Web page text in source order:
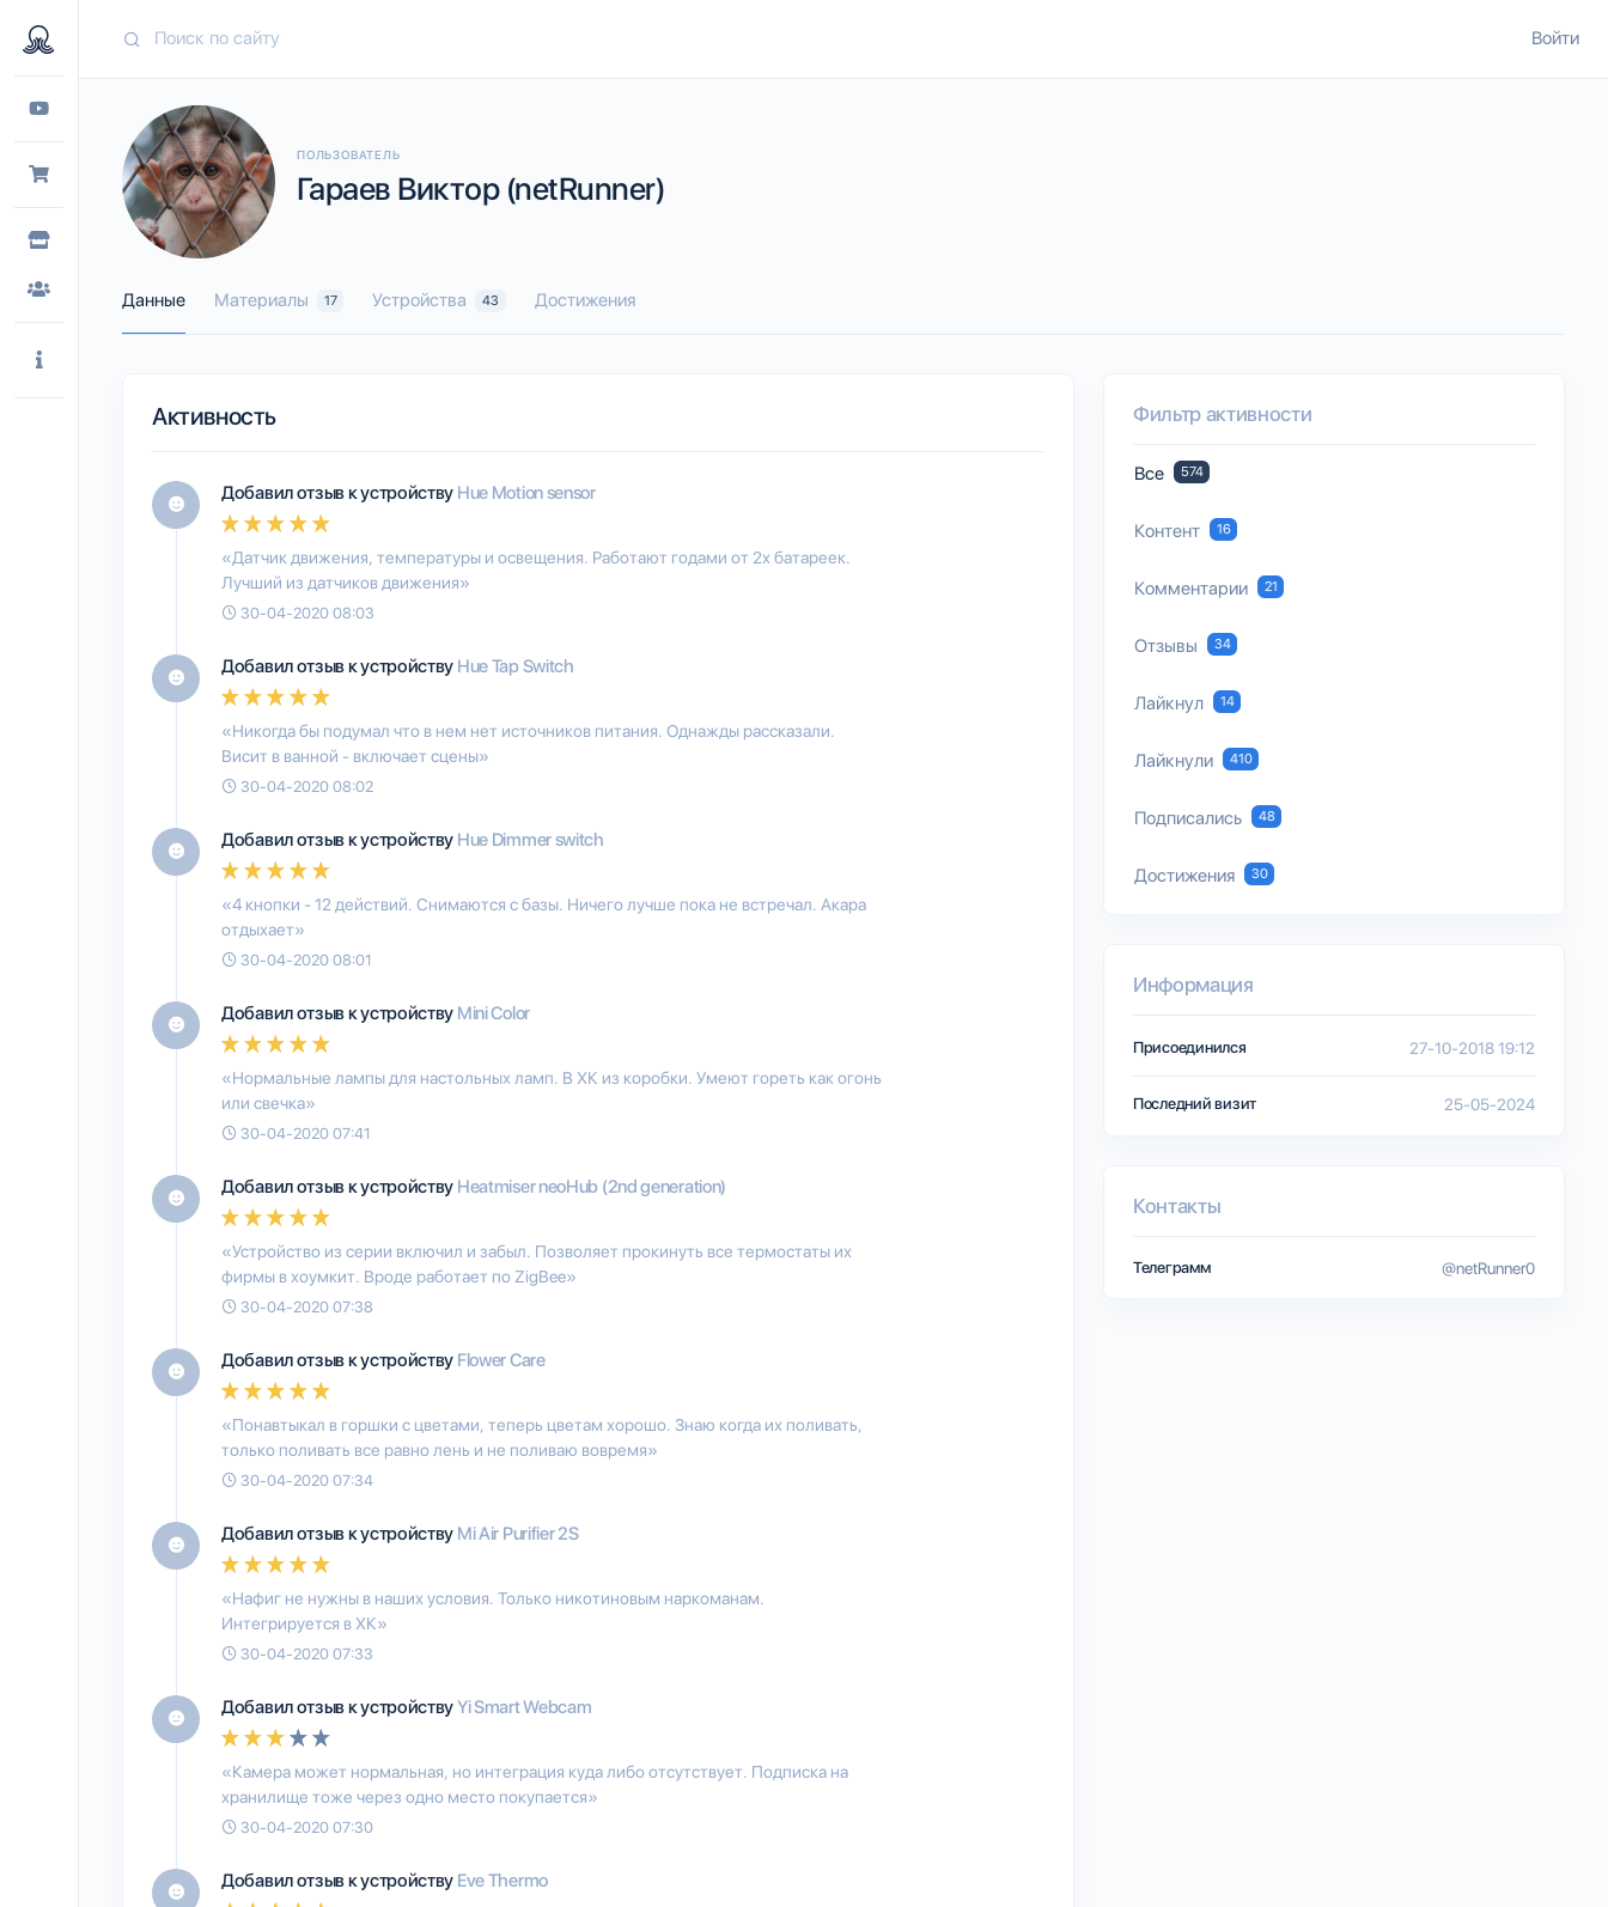
Войти
ПОЛЬЗОВАТЕЛЬ
Гараев Виктор (netRunner)
Данные Материалы 17 Устройства 43 Достижения
Активность
Добавил отзыв к устройству Hue Motion sensor
«Датчик движения, температуры и освещения. Работают годами от 2х батареек.
Лучший из датчиков движения»
30-04-2020 08:03
Добавил отзыв к устройству Hue Tap Switch
«Никогда бы подумал что в нем нет источников питания. Однажды рассказали.
Висит в ванной - включает сцены»
30-04-2020 08:02
Добавил отзыв к устройству Hue Dimmer switch
«4 кнопки - 12 действий. Снимаются с базы. Ничего лучше пока не встречал. Акара
отдыхает»
30-04-2020 08:01
Добавил отзыв к устройству Mini Color
«Нормальные лампы для настольных ламп. В ХК из коробки. Умеют гореть как огонь
или свечка»
30-04-2020 07:41
Добавил отзыв к устройству Heatmiser neoHub (2nd generation)
«Устройство из серии включил и забыл. Позволяет прокинуть все термостаты их
фирмы в хоумкит. Вроде работает по ZigBee»
30-04-2020 07:38
Добавил отзыв к устройству Flower Care
«Понавтыкал в горшки с цветами, теперь цветам хорошо. Знаю когда их поливать,
только поливать все равно лень и не поливаю вовремя»
30-04-2020 07:34
Добавил отзыв к устройству Mi Air Purifier 2S
«Нафиг не нужны в наших условия. Только никотиновым наркоманам.
Интегрируется в ХК»
30-04-2020 07:33
Добавил отзыв к устройствуYi Smart Webcam
«Камера может нормальная, но интеграция куда либо отсутствует. Подписка на
хранилище тоже через одно место покупается»
30-04-2020 07:30
Добавил отзыв к устройству Eve Thermo
Фильтр активности
Все 574
Контент 16
Комментарии 21
Отзывы 34
Лайкнул 14
Лайкнули 410
Подписались 48
Достижения 30
Информация
Присоединился 27-10-2018 19:12
Последний визит 25-05-2024
Контакты
Телеграмм @netRunner0